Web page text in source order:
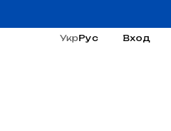
УкрРус Вход